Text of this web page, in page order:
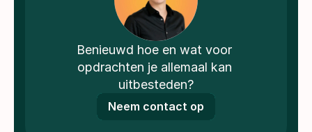
Benieuwd hoe en wat voor
opdrachten je allemaal kan
uitbesteden?
Neem contact op